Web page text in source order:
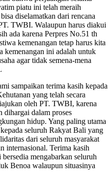
piatu ini telah meraih
diselamatkan dari rencana
TWBI. Walaupun harus diakui
ada karena Perpres No.51 th
kemenangan tetap harus kita
kemenangan ini adalah untuk
agar tidak semena-mena
sampaikan terima kasih kepada
yang telah secara
oleh PT. TWBI, karena
dihargai dalam proses
hidup. Yang paling utama
seluruh Rakyat Bali yang
dari seluruh masyarakat
internasional. Terima kasih
mengabarkan seluruh
Benoa walaupun situasinya